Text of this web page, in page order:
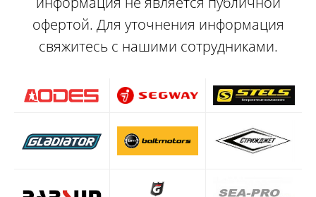
офертой. Для уточнения информация
свяжитесь с нашими сотрудниками.